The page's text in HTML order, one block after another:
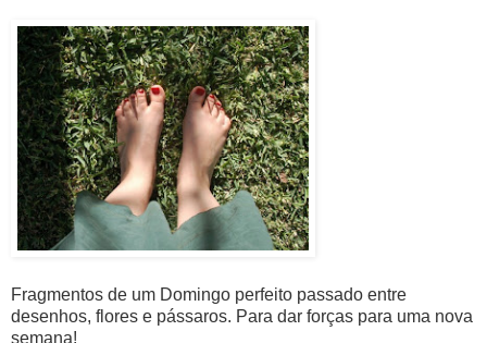
Fragmentos de um Domingo perfeito passado entre
desenhos, flores e pássaros. Para dar forças para uma nova
semana!